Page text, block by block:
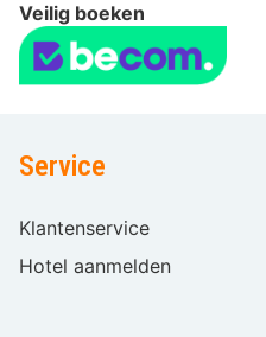
Veilig boeken
Service
Klantenservice
Hotel aanmelden